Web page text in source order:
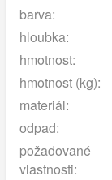
barva:
hloubka:
hmotnost:
hmotnost (kg):
materiál:
odpad:
požadované
vlastnosti: